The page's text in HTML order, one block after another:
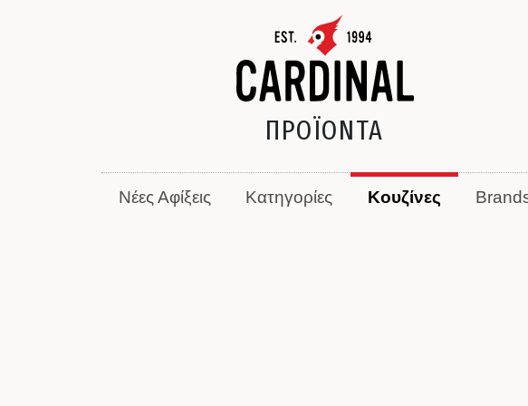
ΠΡΟΪΟΝΤΑ
Νέες Αφίξεις Κατηγορίες Κουζίνες